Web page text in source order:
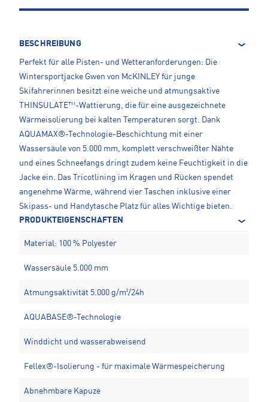
BESCHREIBUNG
Perfekt für alle Pisten- und Wetteranforderungen: Die
Wintersportjacke Gwen von McKINLEY für junge
Skifahrerinnen besitzt eine weiche und atmungsaktive
THINSULATE™-Wattierung, die für eine ausgezeichnete
Wärmeisolierung bei kalten Temperaturen sorgt. Dank
AQUAMAX®-Technologie-Beschichtung mit einer
Wassersäule von 5.000 mm, komplett verschweißter Nähte
und eines Schneefangs dringt zudem keine Feuchtigkeit in die
Jacke ein. Das Tricotlining im Kragen und Rücken spendet
angenehme Wärme, während vier Taschen inklusive einer
Skipass- und Handytasche Platz für alles Wichtige bieten.
PRODUKTEIGENSCHAFTEN
Material: 100 % Polyester
Wassersäule 5.000 mm
Atmungsaktivität 5.000 g/m²/24h
AQUABASE®-Technologie
Winddicht und wasserabweisend
Fellex®-Isolierung - für maximale Wärmespeicherung
Abnehmbare Kapuze